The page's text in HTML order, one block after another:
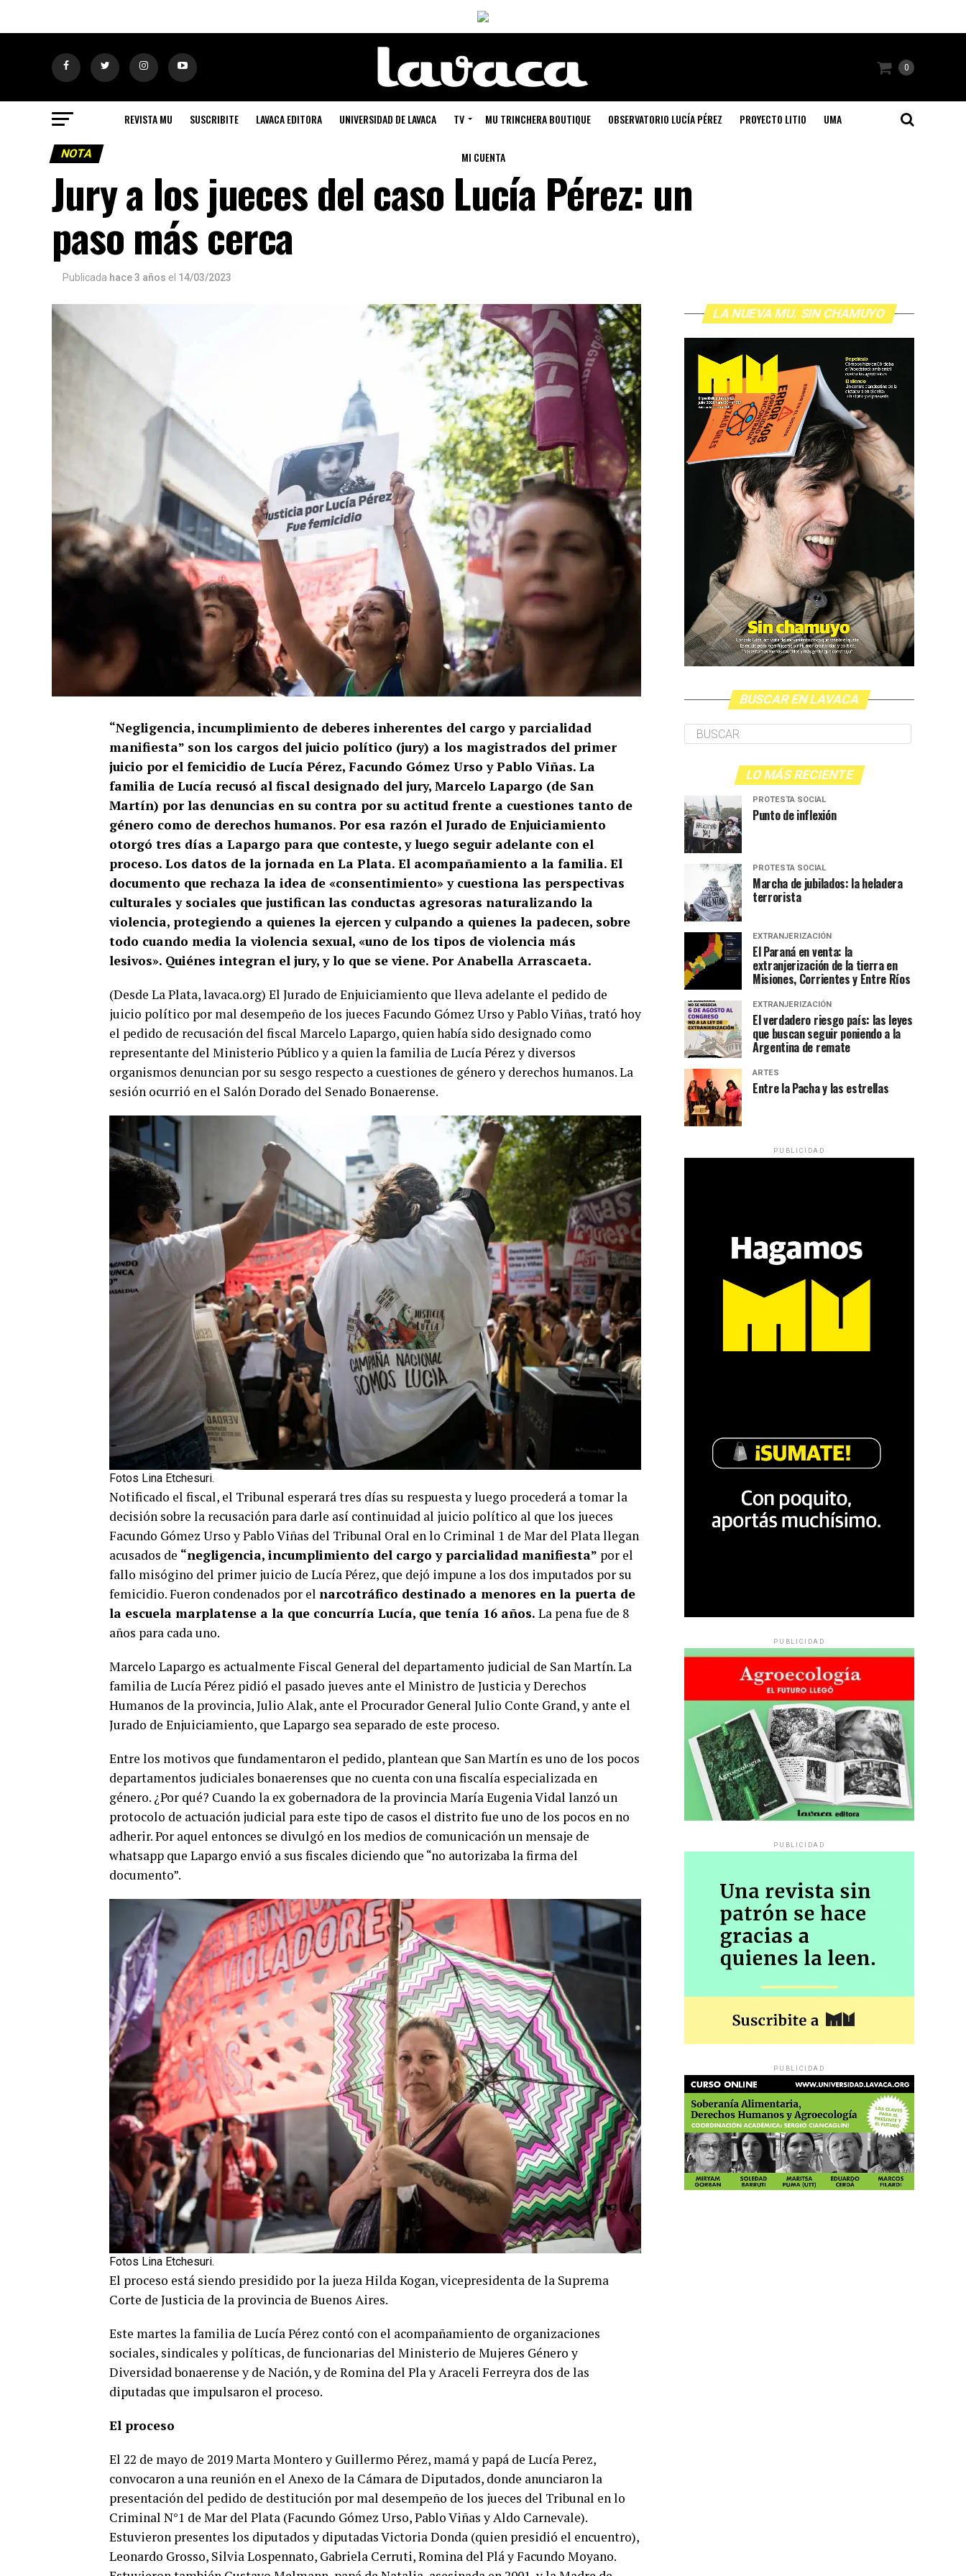
0
REVISTA MU SUSCRIBITE LAVACA EDITORA UNIVERSIDAD DE LAVACA TV MU TRINCHERA BOUTIQUE OBSERVATORIO LUCÍA PÉREZ PROYECTO LITIO UMA
MI CUENTA
NOTA
Jury a los jueces del caso Lucía Pérez: un
paso más cerca
Publicada hace 3 años el 14/03/2023
“Negligencia, incumplimiento de deberes inherentes del cargo y parcialidad
manifiesta” son los cargos del juicio político (jury) a los magistrados del primer
juicio por el femicidio de Lucía Pérez, Facundo Gómez Urso y Pablo Viñas. La
familia de Lucía recusó al fiscal designado del jury, Marcelo Lapargo (de San
Martín) por las denuncias en su contra por su actitud frente a cuestiones tanto de
género como de derechos humanos. Por esa razón el Jurado de Enjuiciamiento
otorgó tres días a Lapargo para que conteste, y luego seguir adelante con el
proceso. Los datos de la jornada en La Plata. El acompañamiento a la familia. El
documento que rechaza la idea de «consentimiento» y cuestiona las perspectivas
culturales y sociales que justifican las conductas agresoras naturalizando la
violencia, protegiendo a quienes la ejercen y culpando a quienes la padecen, sobre
todo cuando media la violencia sexual, «uno de los tipos de violencia más
lesivos». Quiénes integran el jury, y lo que se viene. Por Anabella Arrascaeta.
(Desde La Plata, lavaca.org) El Jurado de Enjuiciamiento que lleva adelante el pedido de
juicio político por mal desempeño de los jueces Facundo Gómez Urso y Pablo Viñas, trató hoy
el pedido de recusación del fiscal Marcelo Lapargo, quien había sido designado como
representante del Ministerio Público y a quien la familia de Lucía Pérez y diversos
organismos denuncian por su sesgo respecto a cuestiones de género y derechos humanos. La
sesión ocurrió en el Salón Dorado del Senado Bonaerense.
Fotos Lina Etchesuri.
Notificado el fiscal, el Tribunal esperará tres días su respuesta y luego procederá a tomar la
decisión sobre la recusación para darle así continuidad al juicio político al que los jueces
Facundo Gómez Urso y Pablo Viñas del Tribunal Oral en lo Criminal 1 de Mar del Plata llegan
acusados de “negligencia, incumplimiento del cargo y parcialidad manifiesta” por el
fallo misógino del primer juicio de Lucía Pérez, que dejó impune a los dos imputados por su
femicidio. Fueron condenados por el narcotráfico destinado a menores en la puerta de
la escuela marplatense a la que concurría Lucía, que tenía 16 años. La pena fue de 8
años para cada uno.
Marcelo Lapargo es actualmente Fiscal General del departamento judicial de San Martín. La
familia de Lucía Pérez pidió el pasado jueves ante el Ministro de Justicia y Derechos
Humanos de la provincia, Julio Alak, ante el Procurador General Julio Conte Grand, y ante el
Jurado de Enjuiciamiento, que Lapargo sea separado de este proceso.
Entre los motivos que fundamentaron el pedido, plantean que San Martín es uno de los pocos
departamentos judiciales bonaerenses que no cuenta con una fiscalía especializada en
género. ¿Por qué? Cuando la ex gobernadora de la provincia María Eugenia Vidal lanzó un
protocolo de actuación judicial para este tipo de casos el distrito fue uno de los pocos en no
adherir. Por aquel entonces se divulgó en los medios de comunicación un mensaje de
whatsapp que Lapargo envió a sus fiscales diciendo que “no autorizaba la firma del
documento”.
Fotos Lina Etchesuri.
El proceso está siendo presidido por la jueza Hilda Kogan, vicepresidenta de la Suprema
Corte de Justicia de la provincia de Buenos Aires.
Este martes la familia de Lucía Pérez contó con el acompañamiento de organizaciones
sociales, sindicales y políticas, de funcionarias del Ministerio de Mujeres Género y
Diversidad bonaerense y de Nación, y de Romina del Pla y Araceli Ferreyra dos de las
diputadas que impulsaron el proceso.
El proceso
El 22 de mayo de 2019 Marta Montero y Guillermo Pérez, mamá y papá de Lucía Perez,
convocaron a una reunión en el Anexo de la Cámara de Diputados, donde anunciaron la
presentación del pedido de destitución por mal desempeño de los jueces del Tribunal en lo
Criminal N°1 de Mar del Plata (Facundo Gómez Urso, Pablo Viñas y Aldo Carnevale).
Estuvieron presentes los diputados y diputadas Victoria Donda (quien presidió el encuentro),
Leonardo Grosso, Silvia Lospennato, Gabriela Cerruti, Romina del Plá y Facundo Moyano.
LA NUEVA MU. SIN CHAMUYO
BUSCAR EN LAVACA
LO MÁS RECIENTE
PROTESTA SOCIAL
Punto de inflexión
PROTESTA SOCIAL
Marcha de jubilados: la heladera
terrorista
EXTRANJERIZACIÓN
El Paraná en venta: la
extranjerización de la tierra en
Misiones, Corrientes y Entre Ríos
EXTRANJERIZACIÓN
El verdadero riesgo país: las leyes
que buscan seguir poniendo a la
Argentina de remate
ARTES
Entre la Pacha y las estrellas
PUBLICIDAD
PUBLICIDAD
PUBLICIDAD
PUBLICIDAD